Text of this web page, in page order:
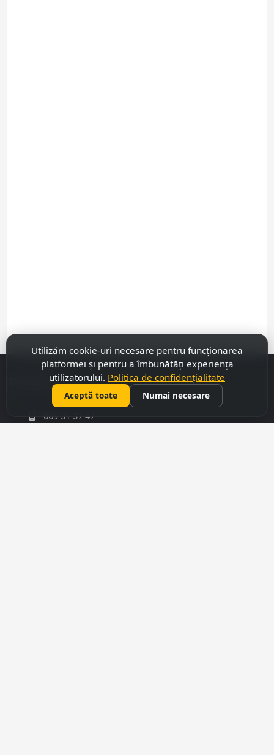
Utilizăm cookie-uri necesare pentru funcționarea
platformei și pentru a îmbunătăți experiența
utilizatorului. Politica de confidențialitate
Aceptă toate Numai necesare
Contacte
069 31 37 47